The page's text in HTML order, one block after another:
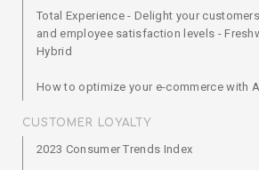
Total Experience - Delight your
and employee satisfaction levels -
Hybrid
How to optimize your e-commerce with
CUSTOMER LOYALTY
2023 Consumer Trends Index